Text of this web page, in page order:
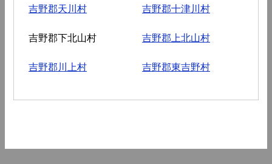
吉野郡天川村 吉野郡十津川村
吉野郡下北山村 吉野郡上北山村
吉野郡川上村 吉野郡東吉野村